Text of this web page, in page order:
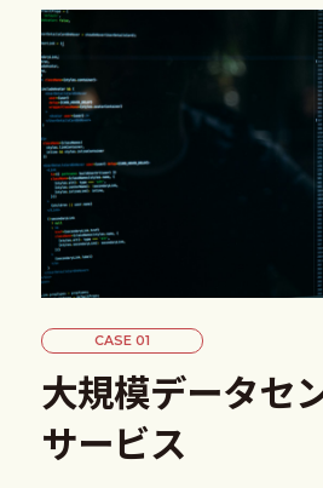
CASE 01
大規模データセ
サービス